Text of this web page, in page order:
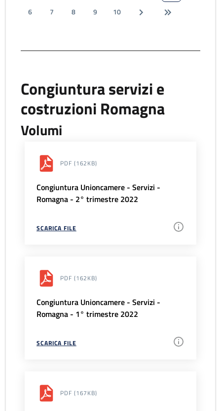
6
7 8 9 10
Congiuntura servizi e
costruzioni Romagna
Volumi
PDF (162KB)
Congiuntura Unioncamere - Servizi -
Romagna - 2° trimestre 2022
SCARICA FILE
PDF (162KB)
Congiuntura Unioncamere - Servizi -
Romagna - 1° trimestre 2022
SCARICA FILE
PDF (167KB)